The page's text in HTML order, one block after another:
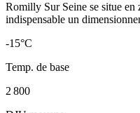
Romilly Sur Seine se situe en
indispensable un
-15°C
Temp. de base
2 800